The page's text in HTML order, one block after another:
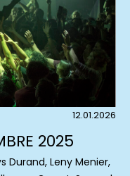
12.01.2026
2025
Durand, Leny Menier,